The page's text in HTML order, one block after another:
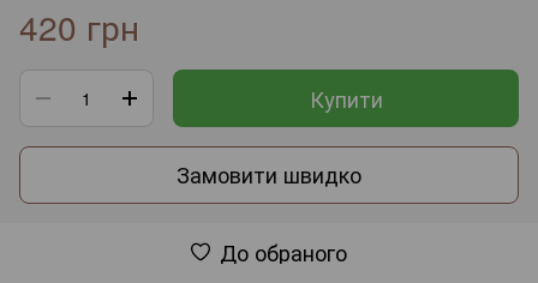
420 грн
Купити
Замовити швидко
До обраного